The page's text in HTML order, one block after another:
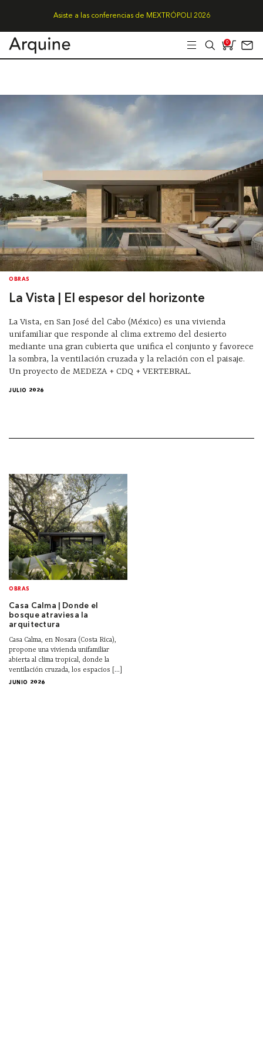
Asiste a las conferencias de MEXTRÓPOLI 2026
0
OBRAS
La Vista | El espesor del horizonte
La Vista, en San José del Cabo (México) es una vivienda
unifamiliar que responde al clima extremo del desierto
mediante una gran cubierta que unifica el conjunto y favorece
la sombra, la ventilación cruzada y la relación con el paisaje.
Un proyecto de MEDEZA + CDQ + VERTEBRAL.
JULIO 2026
OBRAS
Casa Calma | Donde el
bosque atraviesa la
arquitectura
Casa Calma, en Nosara (Costa Rica),
propone una vivienda unifamiliar
abierta al clima tropical, donde la
ventilación cruzada, los espacios [...]
JUNIO 2026